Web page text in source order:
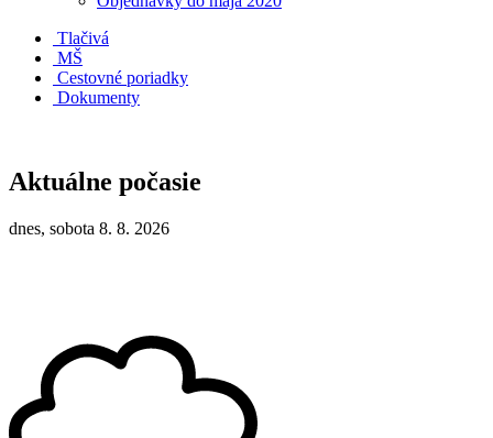
Tlačivá
MŠ
Cestovné poriadky
Dokumenty
Aktuálne počasie
dnes, sobota 8. 8. 2026